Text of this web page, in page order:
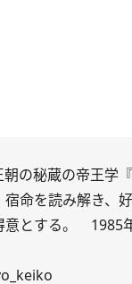
の秘蔵の帝王学
命を読み解き、
とする。 1985